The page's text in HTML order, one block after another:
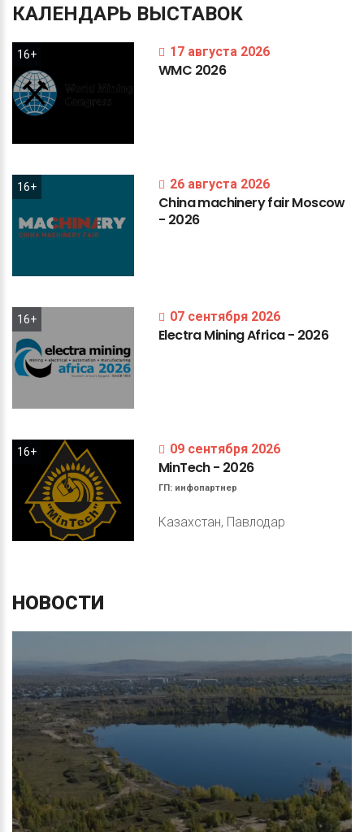
КАЛЕНДАРЬ ВЫСТАВОК
16+ 17 августа 2026
WMC 2026
16+ 26 августа 2026
ChinamachineryfairMoscow
- 2026
16+ 07 сентября 2026
ElectraMiningAfrica- 2026
16+ 09 сентября 2026
MinTech- 2026
ГП: инфопартнер
Казахстан, Павлодар
НОВОСТИ